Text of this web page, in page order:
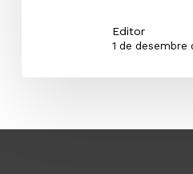
des
Editor
1 de desembre